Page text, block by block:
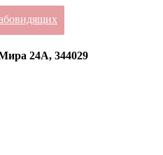
24А, 344029